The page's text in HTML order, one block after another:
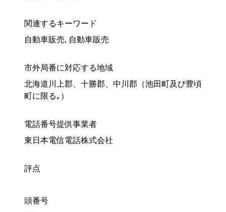
関連するキーワード
自動車販売, 自動車販売
市外局番に対応する地域
北海道川上郡、十勝郡、中川郡（池田町及び豊頃
町に限る｡）
電話番号提供事業者
東日本電信電話株式会社
評点
頭番号